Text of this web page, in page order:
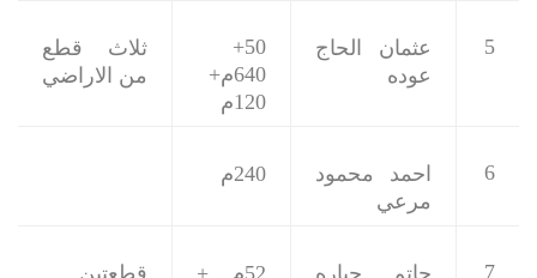
5
عثمان الحاج
عوده
50+
640م+
120م
ثلاث قطع
من الاراضي
6
احمد محمود
مرعي
240م
7
حاتم جباره
52م +
قطعتين